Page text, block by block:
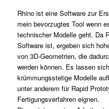
Rhino ist eine Software zur
mein bevorzugtes Tool wenn
technischer Modelle geht. Da
Software ist, ergeben sich
von 3D-Geometrien, die
werden können. Es lassen
krümmungsstetige Modelle
unter anderem für Rapid
Fertigungsverfahren eignen.